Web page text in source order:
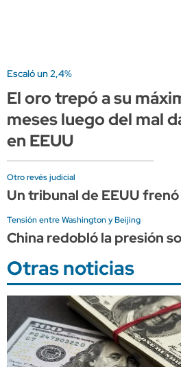
Escaló un 2,4%
El oro trepó a su
meses luego del mal
en EEUU
Otro revés judicial
Un tribunal de EEUU
Tensión entre Washington y Beijing
China redobló la presión
Otras noticias